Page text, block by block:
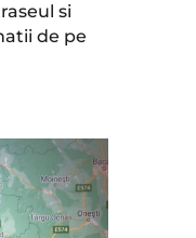
si
de pe